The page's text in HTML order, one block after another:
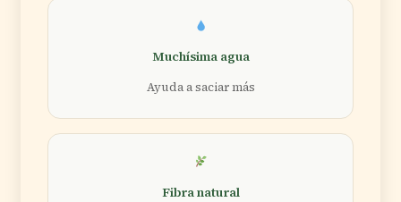
Muchísima agua
Ayuda a saciar más
Fibra natural